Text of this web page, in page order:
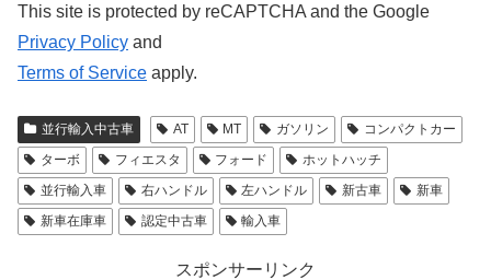
This site is protected by reCAPTCHA and the Google
Privacy Policy and
Terms of Service apply.
並行輸入中古車 AT MT ガソリン
コンパクトカー
ターボ
フィエスタ フォード
ホットハッチ
並行輸入車
右ハンドル 左ハンドル 新古車
新車
新車在庫車
認定中古車 輸入車
スポンサーリンク